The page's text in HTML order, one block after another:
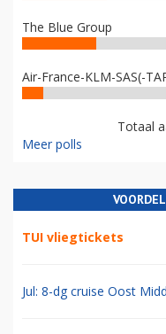
The Blue Group
Air-France-KLM-SAS(-
Totaal
Meer polls
TUI vliegtickets
Jul: 8-dg cruise Oost